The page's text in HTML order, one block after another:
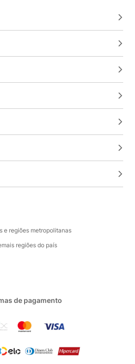
e regiões metropolitanas
regiões do país
de pagamento